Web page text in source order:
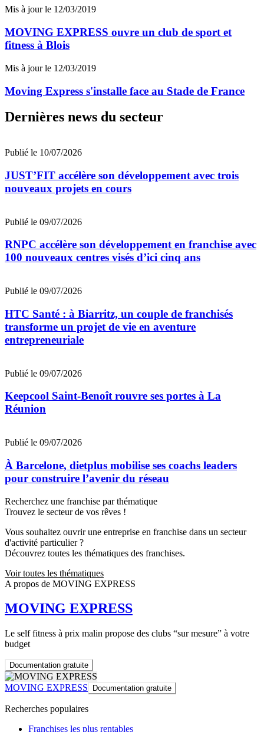
Mis à jour le 12/03/2019
MOVING EXPRESS ouvre un club de sport et
fitness à Blois
Mis à jour le 12/03/2019
Moving Express s'installe face au Stade de France
Dernières news du secteur
Publié le 10/07/2026
JUST’FIT accélère son développement avec trois
nouveaux projets en cours
Publié le 09/07/2026
RNPC accélère son développement en franchise avec
100 nouveaux centres visés d’ici cinq ans
Publié le 09/07/2026
HTC Santé : à Biarritz, un couple de franchisés
transforme un projet de vie en aventure
entrepreneuriale
Publié le 09/07/2026
Keepcool Saint-Benoît rouvre ses portes à La
Réunion
Publié le 09/07/2026
À Barcelone, dietplus mobilise ses coachs leaders
pour construire l’avenir du réseau
Recherchez une franchise par thématique
Trouvez le secteur de vos rêves !
Vous souhaitez ouvrir une entreprise en franchise dans un secteur
d'activité particulier ?
Découvrez toutes les thématiques des franchises.
Voir toutes les thématiques
A propos de MOVING EXPRESS
MOVING EXPRESS
Le self fitness à prix malin propose des clubs “sur mesure” à votre
budget
Documentation gratuite
MOVING EXPRESS Documentation gratuite
Recherches populaires
Franchises les plus rentables